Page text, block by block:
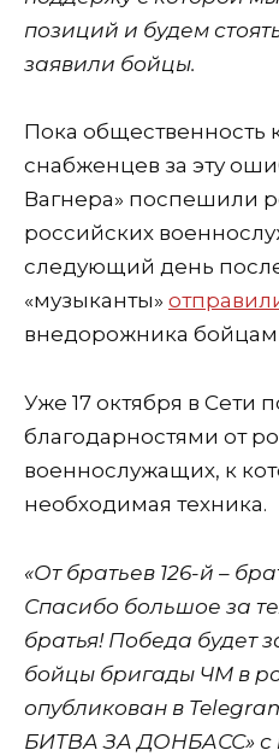
позиций и будем
заявили бойцы.
Пока общественность
снабженцев за эту
Вагнера» поспешили
российских
следующий день
«музыканты»
внедорожника бойцам
Уже 17 октября в Сети
благодарностями от
военнослужащих, к
необходимая техника.
«От братьев 126-й –
Спасибо большое за
братья! Победа будет
бойцы бригады ЧМ в
опубликован в
БИТВА ЗА ДОНБАСС» с